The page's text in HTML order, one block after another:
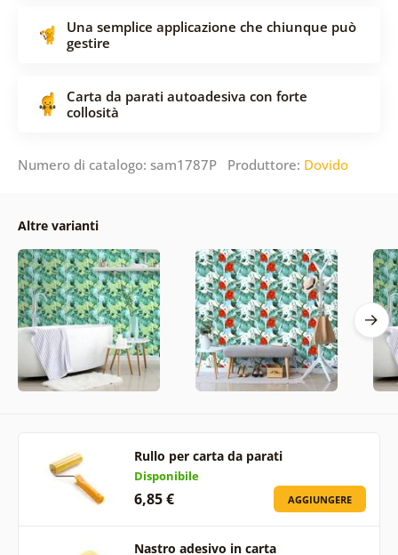
Una semplice applicazione che chiunque può
gestire
Carta da parati autoadesiva con forte
collosità
Numero di catalogo: sam1787P Produttore: Dovido
Altre varianti
Rullo per carta da parati
Disponibile
6,85 € AGGIUNGERE
Nastro adesivo in carta